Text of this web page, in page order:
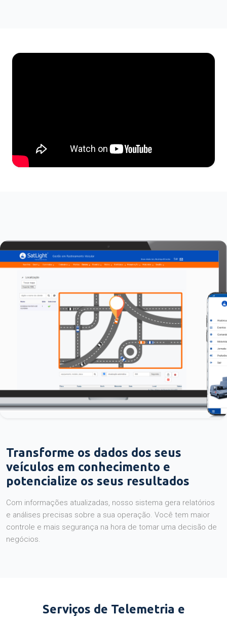
Transforme os dados dos seus
veículos em conhecimento e
potencialize os seus resultados
Com informações atualizadas, nosso sistema gera relatórios
e análises precisas sobre a sua operação. Você tem maior
controle e mais segurança na hora de tomar uma decisão de
negócios.
Serviços de Telemetria e